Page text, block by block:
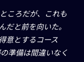
ころだが、これも
だと前を向いた。
意とするコース
準備は間違いなく